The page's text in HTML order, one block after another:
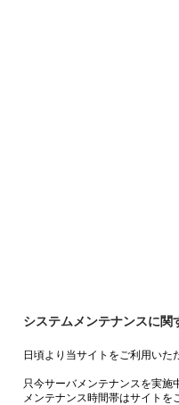
システムメンテナンスに関
日頃より当サイトをご利用いた
只今サーバメンテナンスを実施
メンテナンス時間帯はサイトを